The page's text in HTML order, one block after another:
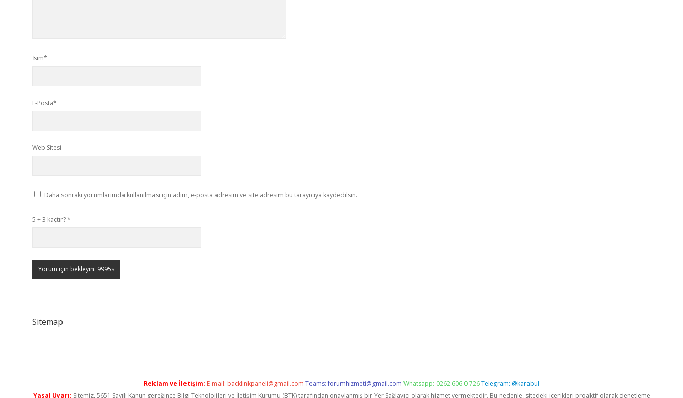
İsim*
E-Posta*
Web Sitesi
Daha sonraki yorumlarımda kullanılması için adım, e-posta adresim ve site adresim bu tarayıcıya kaydedilsin.
5 + 3 kaçtır?*
Sitemap
Reklam ve İletişim: E-mail: backlinkpaneli@gmail.com Teams:forumhizmeti@gmail.com Whatsapp: 0262 606 0 726Telegram: @karabul
Yasal Uyarı: Sitemiz, 5651 Sayılı Kanun gereğince Bilgi Teknolojileri ve İletişim Kurumu (BTK) tarafından onaylanmış bir Yer Sağlayıcı olarak hizmet vermektedir. Bu nedenle, sitedeki içerikleri proaktif olarak denetleme